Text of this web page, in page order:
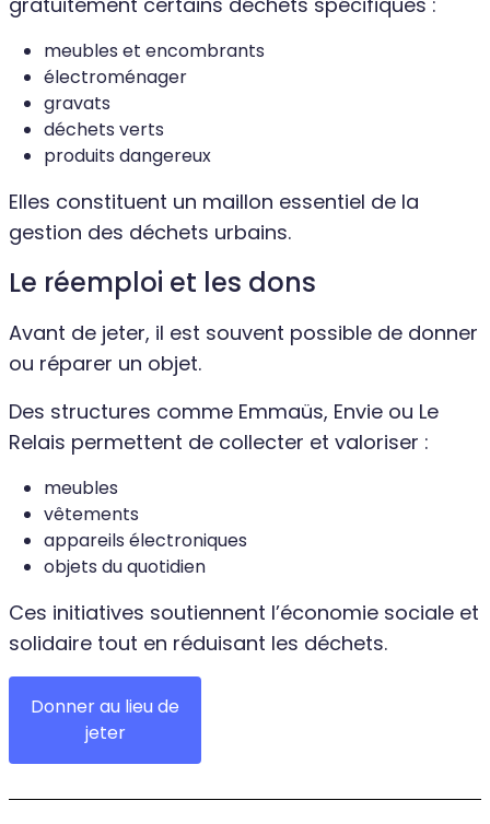
meubles et encombrants
électroménager
gravats
déchets verts
produits dangereux
Elles constituent un maillon essentiel de la
gestion des déchets urbains.
Le réemploi et les dons
Avant de jeter, il est souvent possible de donner
ou réparer un objet.
Des structures comme Emmaüs, Envie ou Le
Relais permettent de collecter et valoriser :
meubles
vêtements
appareils électroniques
objets du quotidien
Ces initiatives soutiennent l’économie sociale et
solidaire tout en réduisant les déchets.
Donner au lieu de
jeter